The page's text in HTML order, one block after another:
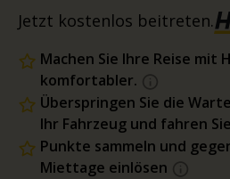
Jetzt kostenlos beitreten.
Machen Sie Ihre Reise mit
komfortabler.
Überspringen Sie die
Ihr Fahrzeug und fahren
Punkte sammeln und
Miettage einlösen